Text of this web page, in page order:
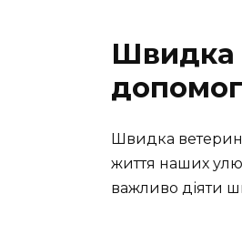
Швидка
Швидка
життя наших
важливо діяти